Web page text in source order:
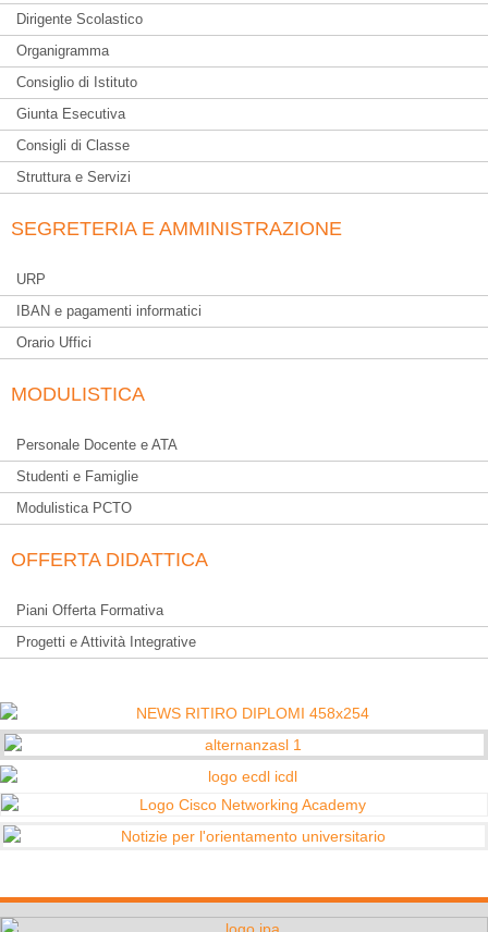
Dirigente Scolastico
Organigramma
Consiglio di Istituto
Giunta Esecutiva
Consigli di Classe
Struttura e Servizi
SEGRETERIA E AMMINISTRAZIONE
URP
IBAN e pagamenti informatici
Orario Uffici
MODULISTICA
Personale Docente e ATA
Studenti e Famiglie
Modulistica PCTO
OFFERTA DIDATTICA
Piani Offerta Formativa
Progetti e Attività Integrative